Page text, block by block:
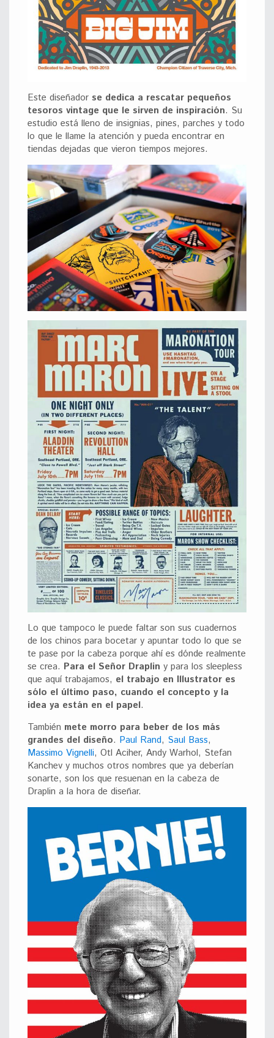
Este diseñador se dedica a rescatar pequeños
tesoros vintage que le sirven de inspiración. Su
estudio está lleno de insignias, pines, parches y todo
lo que le llame la atención y pueda encontrar en
tiendas dejadas que vieron tiempos mejores.
Lo que tampoco le puede faltar son sus cuadernos
de los chinos para bocetar y apuntar todo lo que se
te pase por la cabeza porque ahí es dónde realmente
se crea. Para el Señor Draplin y para los sleepless
que aquí trabajamos, el trabajo en Illustrator es
sólo el último paso, cuando el concepto y la
idea ya están en el papel.
También mete morro para beber de los más
grandes del diseño. Paul Rand, Saul Bass,
Massimo Vignelli, Otl Aciher, Andy Warhol, Stefan
Kanchev y muchos otros nombres que ya deberían
sonarte, son los que resuenan en la cabeza de
Draplin a la hora de diseñar.